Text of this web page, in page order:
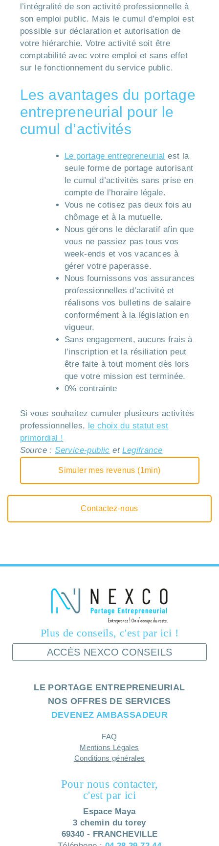
l’intégralité de son activité professionnelle à
son emploi public. Mais le cumul d’emploi est
possible sur déclaration et autorisation de
votre hiérarchie. Votre activité soit être
comptabilité avec votre emploi et sans effet
sur le fonctionnement du service public.
Les avantages du portage
entrepreneurial pour le
cumul d’activités
Le portage entrepreneurial est la
seule forme de portage autorisant
le cumul d’activités sans prise en
compte de l’horaire légale.
Vous ne cotisez pas deux fois au
chômage et à la mutuelle.
Nous gérons le déclaratif afin que
vous ne passiez pas tous vos
week-ends et vos vacances à
gérer votre paperasse.
Nous fournissons vos assurances
professionnelles d’activité et
réalisons vos bulletins de salaire
conformément à la législation en
vigueur.
Sans engagement, aucuns frais à
l’inscription et la résiliation peut
être faite à tout moment dès lors
que votre mission est terminée.
0% contrainte
Si vous souhaitez cumuler plusieurs activités
professionnelles, le choix du statut est
primordial !
Source :Service-public etLegifrance
Simuler mes revenus (1min)
Contactez-nous
Plus de conseils, c'est par ici !
ACCÈS NEXCO CONSEILS
LE PORTAGE ENTREPRENEURIAL
NOS OFFRES DE SERVICES
DEVENEZ AMBASSADEUR
FAQ
Mentions Légales
Conditions générales
Pour nous contacter,
c'est par ici
Espace Maya
3 chemin du torey
69340 - FRANCHEVILLE